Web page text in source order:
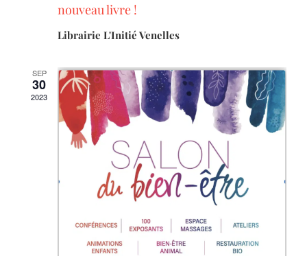
nouveau livre !
Librairie L'Initié Venelles
SEP
30
2023